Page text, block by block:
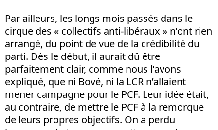
Par ailleurs, les longs mois passés dans le
cirque des « collectifs anti-libéraux » n’ont rien
arrangé, du point de vue de la crédibilité du
parti. Dès le début, il aurait dû être
parfaitement clair, comme nous l’avons
expliqué, que ni Bové, ni la LCR n’allaient
mener campagne pour le PCF. Leur idée était,
au contraire, de mettre le PCF à la remorque
de leurs propres objectifs. On a perdu